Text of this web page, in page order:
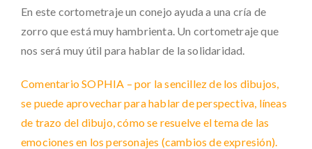
En este cortometraje un conejo ayuda a una cría de
zorro que está muy hambrienta. Un cortometraje que
nos será muy útil para hablar de la solidaridad.
Comentario SOPHIA – por la sencillez de los dibujos,
se puede aprovechar para hablar de perspectiva, líneas
de trazo del dibujo, cómo se resuelve el tema de las
emociones en los personajes (cambios de expresión).